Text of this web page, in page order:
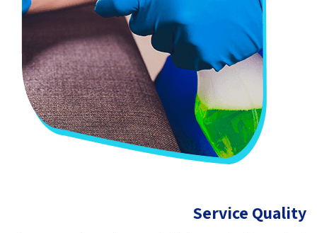
Service Quality